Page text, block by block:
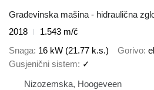
Građevinska mašina - hidraulična
2018
1.543 m/č
Snaga 16 kW (21.77 k.s.) Gorivo
Gusjenični sistem
✓
Nizozemska, Hoogeveen